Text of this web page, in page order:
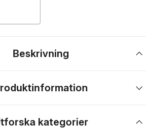
Beskrivning
kategorier